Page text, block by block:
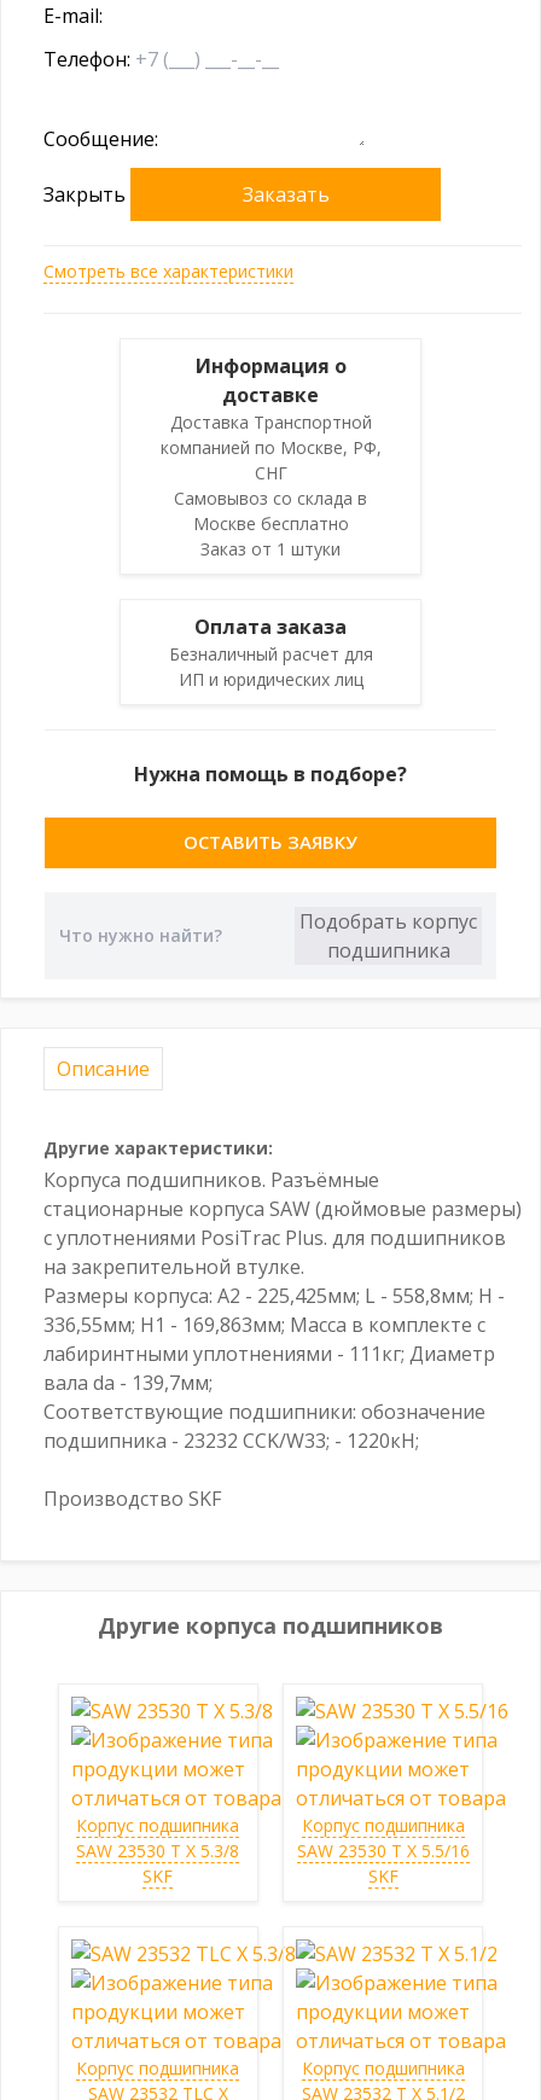
E-mail:
Телефон:
Сообщение:
Закрыть Заказать
Смотреть все характеристики
Информация о
доставке
Доставка Транспортной
компанией по Москве, РФ,
СНГ
Самовывоз со склада в
Москве бесплатно
Заказ от 1 штуки
Оплата заказа
Безналичный расчет для
ИП и юридических лиц
Нужна помощь в подборе?
ОСТАВИТЬ ЗАЯВКУ
Описание
Другие характеристики:
Корпуса подшипников. Разъёмные
стационарные корпуса SAW (дюймовые размеры)
с уплотнениями PosiTrac Plus. для подшипников
на закрепительной втулке.
Размеры корпуса: A2 - 225,425мм; L - 558,8мм; H -
336,55мм; H1 - 169,863мм; Масса в комплекте с
лабиринтными уплотнениями - 111кг; Диаметр
вала da - 139,7мм;
Соответствующие подшипники: обозначение
подшипника - 23232 CCK/W33; - 1220кН;
Производство SKF
Другие корпуса подшипников
Корпус подшипника
SAW 23530 T X 5.3/8
SKF
Корпус подшипника
SAW 23530 T X 5.5/16
SKF
Корпус подшипника
SAW 23532 TLC X
Корпус подшипника
SAW 23532 T X 5.1/2